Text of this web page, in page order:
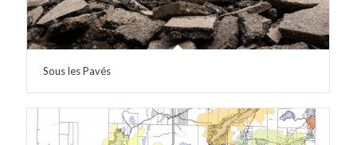
Sous les Pavés